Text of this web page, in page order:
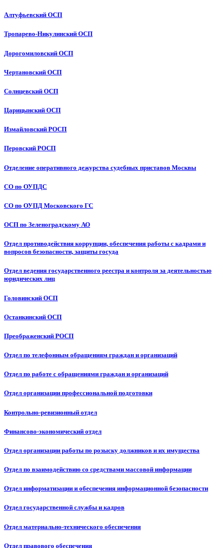
Алтуфьевский ОСП
Тропарево-Никулинский ОСП
Дорогомиловский ОСП
Чертановский ОСП
Солнцевский ОСП
Царицынский ОСП
Измайловский РОСП
Перовский РОСП
Отделение оперативного дежурства судебных приставов Москвы
СО по ОУПДС
СО по ОУПД Московского ГС
ОСП по Зеленоградскому АО
Отдел противодействия коррупции, обеспечения работы с кадрами и
вопросов безопасности, защиты госуда
Отдел ведения государственного реестра и контроля за деятельностью
юридических лиц
Головинский ОСП
Останкинский ОСП
Преображенский РОСП
Отдел по телефонным обращениям граждан и организаций
Отдел по работе с обращениями граждан и организаций
Отдел организации профессиональной подготовки
Контрольно-ревизионный отдел
Финансово-экономический отдел
Отдел организации работы по розыску должников и их имущества
Отдел по взаимодействию со средствами массовой информации
Отдел информатизации и обеспечения информационной безопасности
Отдел государственной службы и кадров
Отдел материально-технического обеспечения
Отдел правового обеспечения